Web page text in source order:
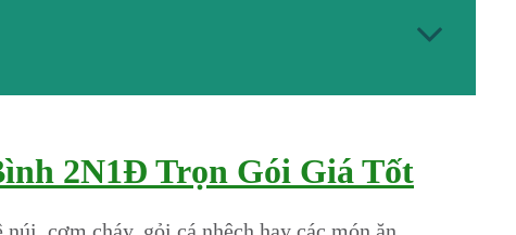
2N1Đ Trọn Gói Giá Tốt